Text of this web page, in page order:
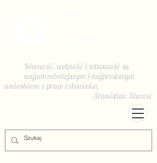
Równość, wolność i własność są
najpotrzebniejszym i najprostszym
wnioskiem z praw człowieka.
Stanisław Staszic